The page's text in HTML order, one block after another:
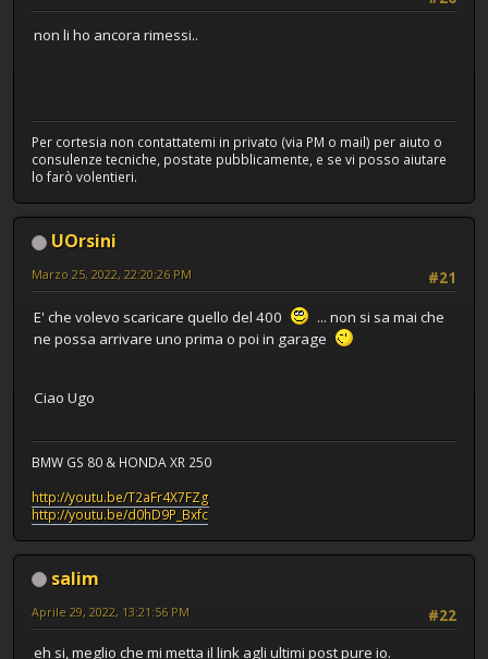
non li ho ancora rimessi..
Per cortesia non contattatemi in privato (via PM o mail) per aiuto o
consulenze tecniche, postate pubblicamente, e se vi posso aiutare
lo farò volentieri.
UOrsini
#21
Marzo 25, 2022, 22:20:26 PM
E' che volevo scaricare quello del 400
... non si sa mai che
ne possa arrivare uno prima o poi in garage
Ciao Ugo
BMW GS 80 & HONDA XR 250
http://youtu.be/T2aFr4X7FZg
http://youtu.be/d0hD9P_Bxfc
salim
#22
Aprile 29, 2022, 13:21:56 PM
eh si, meglio che mi metta il link agli ultimi post pure io.